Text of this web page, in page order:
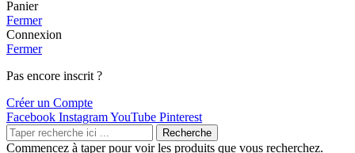
Panier
Fermer
Connexion
Fermer
Pas encore inscrit ?
Créer un Compte
Facebook InstagramYouTube Pinterest
Recherche
Commencez à taper pour voir les produits que vous recherchez.